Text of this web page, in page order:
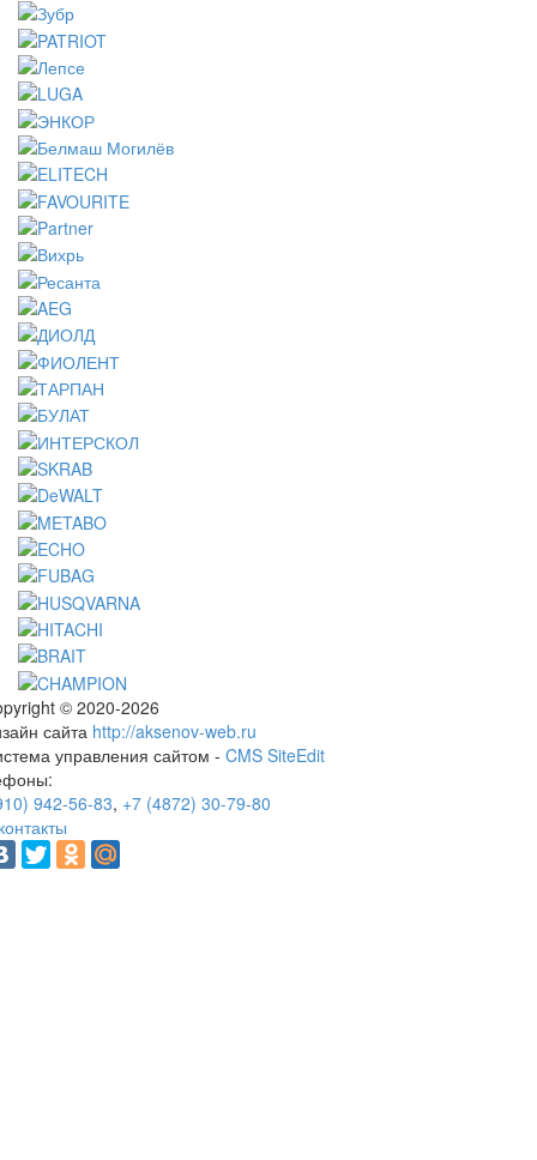
© 2020-2026
сайта http://aksenov-web.ru
управления сайтом - CMS SiteEdit
942-56-83, +7 (4872) 30-79-80